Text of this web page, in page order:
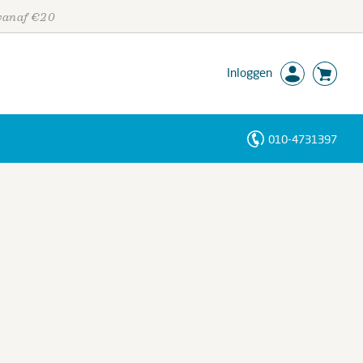
€20
Inloggen
010-4731397
Personen